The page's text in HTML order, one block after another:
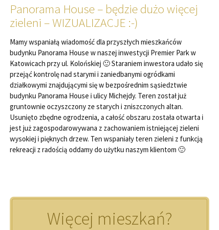
Panorama House – będzie dużo więcej
zieleni – WIZUALIZACJE :-)
Mamy wspaniałą wiadomość dla przyszłych mieszkańców
budynku Panorama House w naszej inwestycji Premier Park w
Katowicach przy ul. Kolońskiej 🙂 Staraniem inwestora udało się
przejąć kontrolę nad starymi i zaniedbanymi ogródkami
działkowymi znajdującymi się w bezpośrednim sąsiedztwie
budynku Panorama House i ulicy Michejdy. Teren został już
gruntownie oczyszczony ze starych i zniszczonych altan.
Usunięto zbędne ogrodzenia, a całość obszaru została otwarta i
jest już zagospodarowywana z zachowaniem istniejącej zieleni
wysokiej i pięknych drzew. Ten wspaniały teren zieleni z funkcją
rekreacji z radością oddamy do użytku naszym klientom 🙂
Więcej mieszkań?